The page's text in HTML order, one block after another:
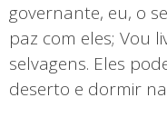
governante, eu, o
paz com eles; Vou
selvagens. Eles
deserto e dormir